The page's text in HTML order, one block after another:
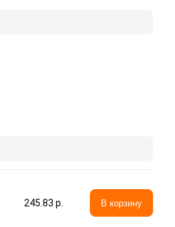
245.83 p. В корзину